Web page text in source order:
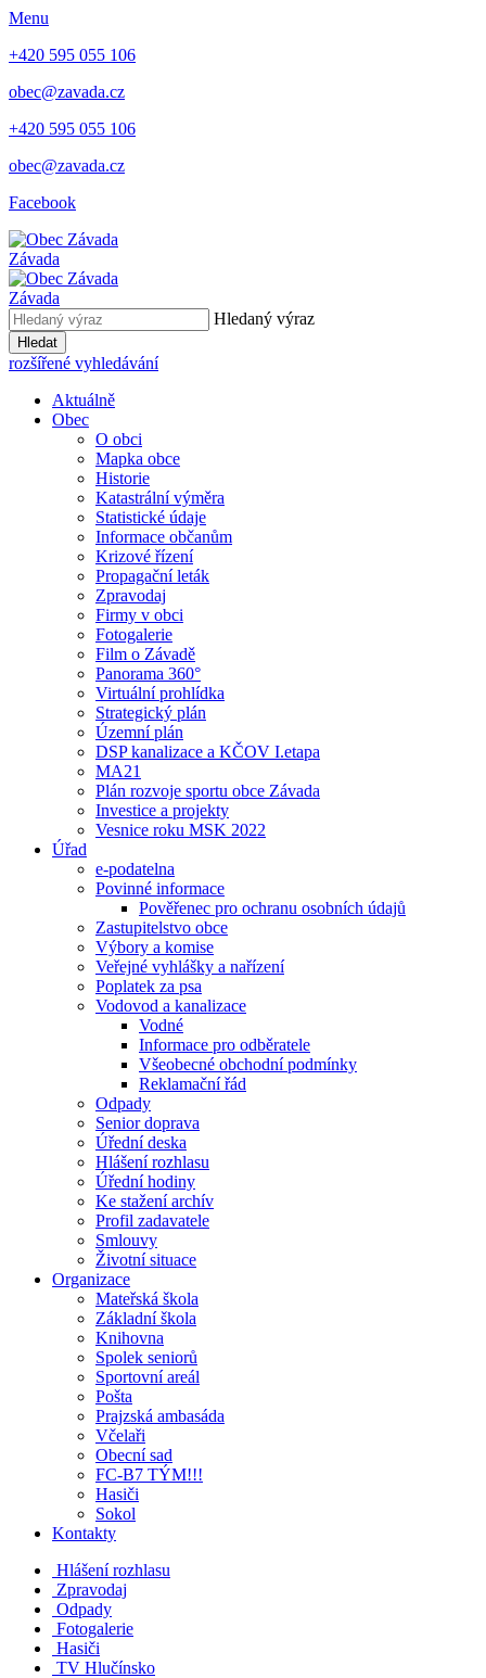
Menu
+420 595 055 106
obec@zavada.cz
+420 595 055 106
obec@zavada.cz
Facebook
Závada
Závada
Hledaný výraz
Hledat
rozšířené vyhledávání
Aktuálně
Obec
O obci
Mapka obce
Historie
Katastrální výměra
Statistické údaje
Informace občanům
Krizové řízení
Propagační leták
Zpravodaj
Firmy v obci
Fotogalerie
Film o Závadě
Panorama 360°
Virtuální prohlídka
Strategický plán
Územní plán
DSP kanalizace a KČOV I.etapa
MA21
Plán rozvoje sportu obce Závada
Investice a projekty
Vesnice roku MSK 2022
Úřad
e-podatelna
Povinné informace
Pověřenec pro ochranu osobních údajů
Zastupitelstvo obce
Výbory a komise
Veřejné vyhlášky a nařízení
Poplatek za psa
Vodovod a kanalizace
Vodné
Informace pro odběratele
Všeobecné obchodní podmínky
Reklamační řád
Odpady
Senior doprava
Úřední deska
Hlášení rozhlasu
Úřední hodiny
Ke stažení archív
Profil zadavatele
Smlouvy
Životní situace
Organizace
Mateřská škola
Základní škola
Knihovna
Spolek seniorů
Sportovní areál
Pošta
Prajzská ambasáda
Včelaři
Obecní sad
FC-B7 TÝM!!!
Hasiči
Sokol
Kontakty
Hlášení rozhlasu
Zpravodaj
Odpady
Fotogalerie
Hasiči
TV Hlučínsko